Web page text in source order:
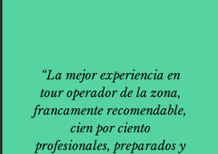
“La mejor experiencia en
tour operador de la zona,
francamente recomendable,
cien por ciento
profesionales, preparados y